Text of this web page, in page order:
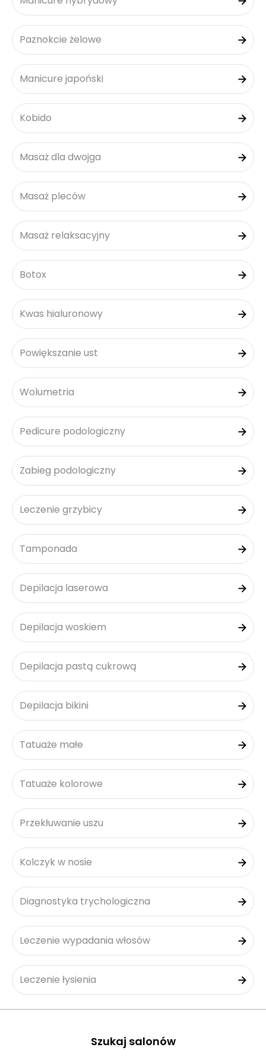
Paznokcie żelowe
Manicure japoński
Kobido
Masaż dla dwojga
Masaż pleców
Masaż relaksacyjny
Botox
Kwas hialuronowy
Powiększanie ust
Wolumetria
Pedicure podologiczny
Zabieg podologiczny
Leczenie grzybicy
Tamponada
Depilacja laserowa
Depilacja woskiem
Depilacja pastą cukrową
Depilacja bikini
Tatuaże małe
Tatuaże kolorowe
Przekłuwanie uszu
Kolczyk w nosie
Diagnostyka trychologiczna
Leczenie wypadania włosów
Leczenie łysienia
Szukaj salonów